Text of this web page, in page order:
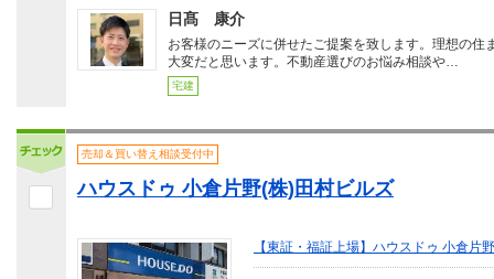
日髙 康介
お客様のニーズに併せたご提案を致します。理想の住
大変だと思います。不動産選びのお悩み相談や…
宅建
売却＆買い替え相談受付中
ハウスドゥ 小倉片野(株)田村ビルズ
【東証・福証上場】ハウスドゥ 小倉